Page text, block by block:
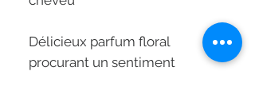
Délicieux parfum floral
procurant un sentiment